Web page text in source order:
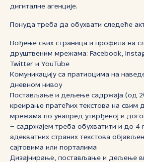
дигиталне агенције.
Понуда треба да обухвати следеће
Вођење свих страница и профила на
друштвеним мрежама: Facebook,
Twitter и YouTube
Комуникацију са пратиоцима на
дневном нивоу
Постављање и дељење садржаја (од
креирање пратећих текстова на свим
мрежама по унапред утврђеној и
– садржајем треба обухватити и до 4
адекватних страних текстова
сајтовима или порталима
Дизајнирање, постављање и дељење